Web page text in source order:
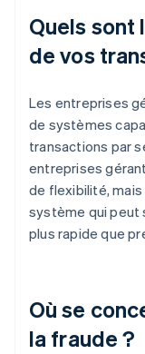
Quels sont
de vos
Les entreprises
de systèmes
transactions par
entreprises
de flexibilité,
système qui peut
plus rapide que
Où se
la fraude ?